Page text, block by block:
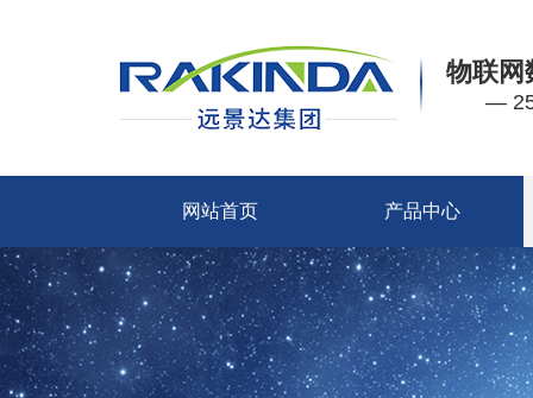
物联网
—
网站首页 产品中心